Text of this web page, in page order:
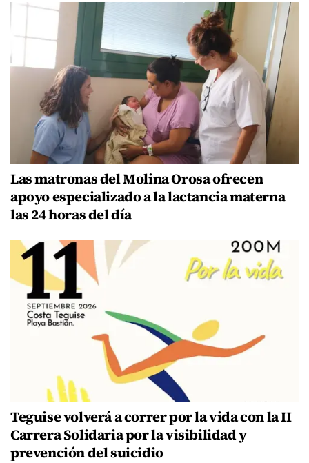
Las matronas del Molina Orosa ofrecen
apoyo especializado a la lactancia materna
las 24 horas del día
Teguise volverá a correr por la vida con la II
Carrera Solidaria por la visibilidad y
prevención del suicidio